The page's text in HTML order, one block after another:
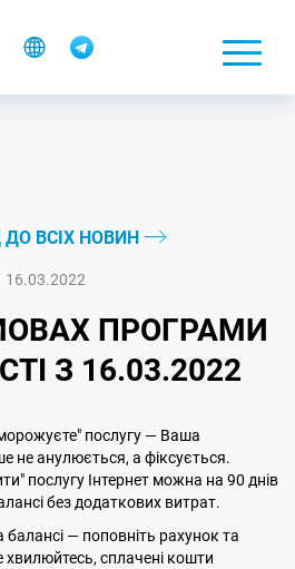
ВСІХ НОВИН
16.03.2022
ПРОГРАМИ
З 16.03.2022
послугу — Ваша
не анулюється, а фіксується.
послугу Інтернет можна на 90 днів
без додаткових витрат.
— поповніть рахунок та
хвилюйтесь, сплачені кошти